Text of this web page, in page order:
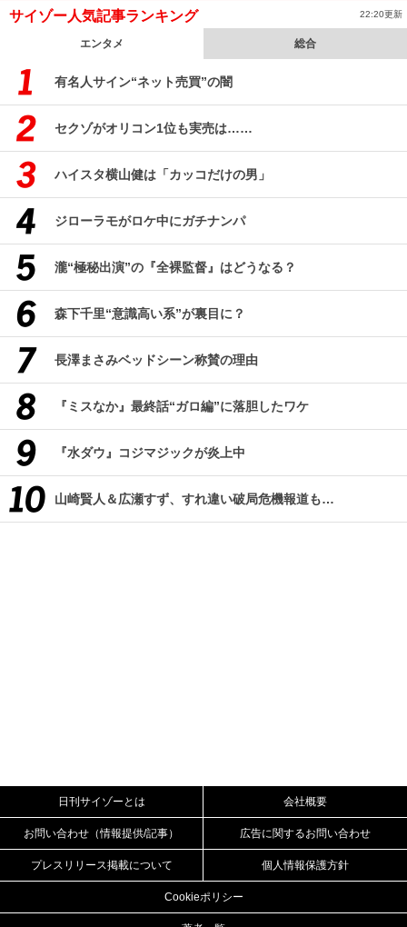
サイゾー人気記事ランキング 22:20更新
エンタメ 総合
有名人サイン“ネット売買”の闇
セクゾがオリコン1位も実売は……
ハイスタ横山健は「カッコだけの男」
ジローラモがロケ中にガチナンパ
瀧“極秘出演”の『全裸監督』はどうなる？
森下千里“意識高い系”が裏目に？
長澤まさみベッドシーン称賛の理由
『ミスなか』最終話“ガロ編”に落胆したワケ
『水ダウ』コジマジックが炎上中
山崎賢人＆広瀬すず、すれ違い破局危機報道も…
日刊サイゾーとは 会社概要
お問い合わせ（情報提供/記事） 広告に関するお問い合わせ
プレスリリース掲載について 個人情報保護方針
Cookieポリシー